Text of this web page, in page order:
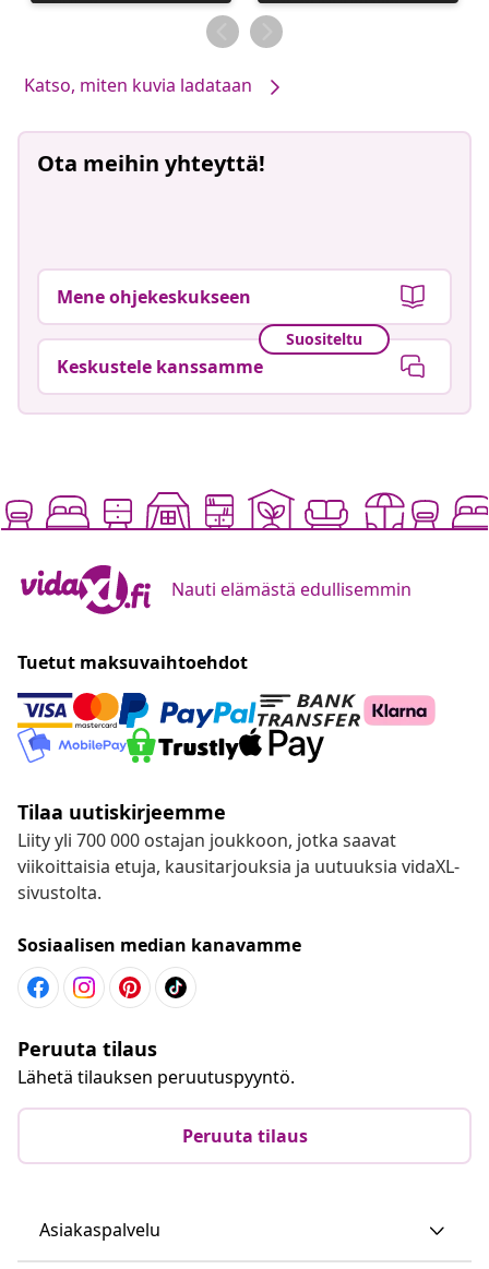
Katso, miten kuvia ladataan
Ota meihin yhteyttä!
Mene ohjekeskukseen
Suositeltu
Keskustele kanssamme
Nauti elämästä edullisemmin
Tuetut maksuvaihtoehdot
Tilaa uutiskirjeemme
Liity yli 700 000 ostajan joukkoon, jotka saavat
viikoittaisia etuja, kausitarjouksia ja uutuuksia vidaXL-
sivustolta.
Sosiaalisen median kanavamme
Peruuta tilaus
Lähetä tilauksen peruutuspyyntö.
Peruuta tilaus
Asiakaspalvelu